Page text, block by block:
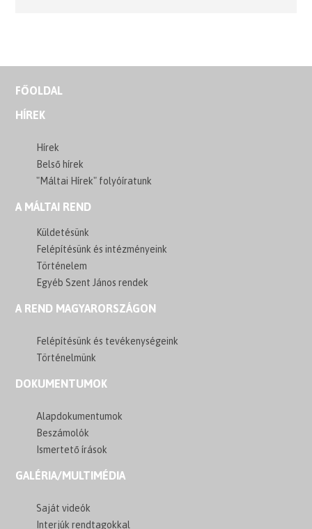
FŐOLDAL
HÍREK
Hírek
Belső hírek
"Máltai Hírek" folyóíratunk
A MÁLTAI REND
Küldetésünk
Felépítésünk és intézményeink
Történelem
Egyéb Szent János rendek
A REND MAGYARORSZÁGON
Felépítésünk és tevékenységeink
Történelmünk
DOKUMENTUMOK
Alapdokumentumok
Beszámolók
Ismertető írások
GALÉRIA/MULTIMÉDIA
Saját videók
Interjúk rendtagokkal